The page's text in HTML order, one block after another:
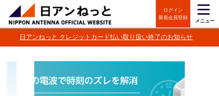
ログイン
新規会員登録
メニュー
日アンねっと クレジットカード払い取り扱い終了のお知らせ